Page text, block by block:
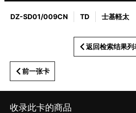
DZ-SD01/009CN TD 士基軽太
前一张卡
返回检索结果列
收录此卡的商品